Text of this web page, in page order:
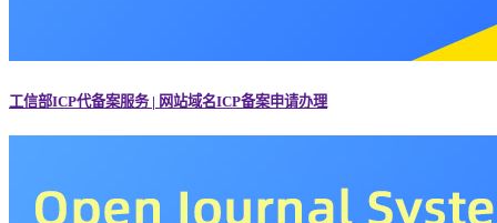
工信部ICP代备案服务 | 网站域名ICP备案申请办理